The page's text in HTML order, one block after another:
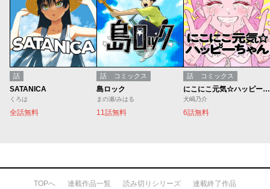
話
SATANICA
くろは
全話無料
話 コミックス
島ロック
まの瀬/みはる
11話無料
話 コミックス
にこにこ元気☆ハッピーちゃん
犬嶋乃介
6話無料
TOPへ 連載作品一覧 読み切りシリーズ 連載終了作品